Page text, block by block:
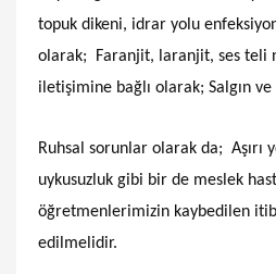
topuk dikeni, idrar yolu
olarak; Faranjit, laranjit, ses teli
iletişimine bağlı olarak; Salgın
Ruhsal sorunlar olarak da; Aşırı
uykusuzluk gibi bir de meslek
öğretmenlerimizin kaybedilen
edilmelidir.